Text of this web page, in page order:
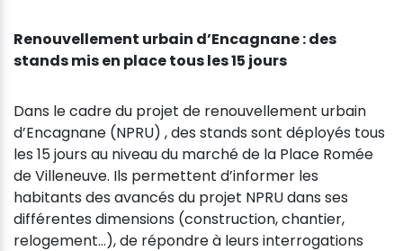
Renouvellement urbain d’Encagnane : des
stands mis en place tous les 15 jours
Dans le cadre du projet de renouvellement urbain
d’Encagnane (NPRU) , des stands sont déployés tous
les 15 jours au niveau du marché de la Place Romée
de Villeneuve. Ils permettent d’informer les
habitants des avancés du projet NPRU dans ses
différentes dimensions (construction, chantier,
relogement…), de répondre à leurs interrogations